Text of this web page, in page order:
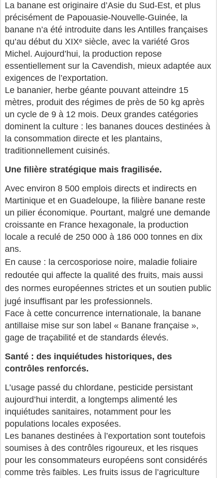
La banane est originaire d’Asie du Sud-Est, et plus
précisément de Papouasie-Nouvelle-Guinée, la
banane n’a été introduite dans les Antilles françaises
qu’au début du XIXᵉ siècle, avec la variété Gros
Michel. Aujourd’hui, la production repose
essentiellement sur la Cavendish, mieux adaptée aux
exigences de l’exportation.
Le bananier, herbe géante pouvant atteindre 15
mètres, produit des régimes de près de 50 kg après
un cycle de 9 à 12 mois. Deux grandes catégories
dominent la culture : les bananes douces destinées à
la consommation directe et les plantains,
traditionnellement cuisinés.
Une filière stratégique mais fragilisée.
Avec environ 8 500 emplois directs et indirects en
Martinique et en Guadeloupe, la filière banane reste
un pilier économique. Pourtant, malgré une demande
croissante en France hexagonale, la production
locale a reculé de 250 000 à 186 000 tonnes en dix
ans.
En cause : la cercosporiose noire, maladie foliaire
redoutée qui affecte la qualité des fruits, mais aussi
des normes européennes strictes et un soutien public
jugé insuffisant par les professionnels.
Face à cette concurrence internationale, la banane
antillaise mise sur son label « Banane française »,
gage de traçabilité et de standards élevés.
Santé : des inquiétudes historiques, des
contrôles renforcés.
L’usage passé du chlordane, pesticide persistant
aujourd’hui interdit, a longtemps alimenté les
inquiétudes sanitaires, notamment pour les
populations locales exposées.
Les bananes destinées à l’exportation sont toutefois
soumises à des contrôles rigoureux, et les risques
pour les consommateurs européens sont considérés
comme très faibles. Les fruits issus de l’agriculture